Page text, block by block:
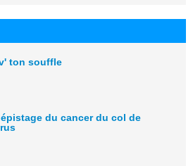
ton souffle
du cancer du col de